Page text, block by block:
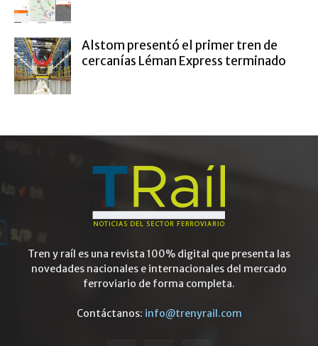
Alstom presentó el primer tren de
cercanías Léman Express terminado
Tren y raíl es una revista 100% digital que presenta las
novedades nacionales e internacionales del mercado
ferroviario de forma completa.
Contáctanos: info@trenyrail.com